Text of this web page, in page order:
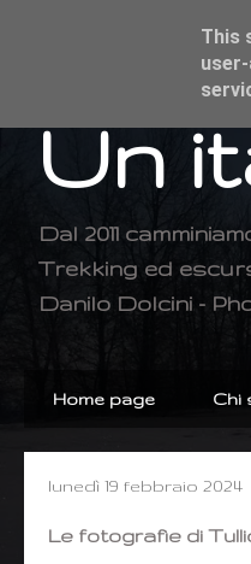
Un
Dal 2011
Trekking ed
Danilo Dolcini -
Home page Chi
lunedì 19 febbraio 2024
Le fotografie di
This